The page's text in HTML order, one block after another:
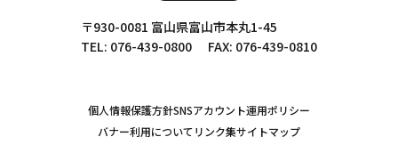
〒930-0081 富山県富山市本丸1-45
TEL: 076-439-0800
FAX: 076-439-0810
個人情報保護方針SNSアカウント運用ポリシー
バナー利用についてリンク集サイトマップ